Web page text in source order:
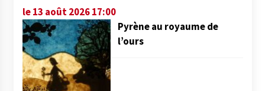
le 13 août 2026 17:00
Pyrène au royaume de
l’ours